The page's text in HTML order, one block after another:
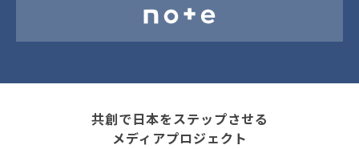
共創で日本をステップさせる
メディアプロジェクト